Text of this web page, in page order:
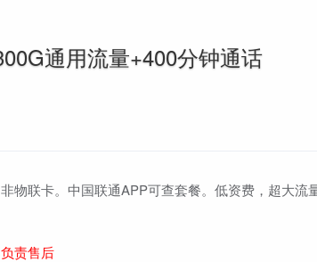
通用流量+400分钟通话
物联卡。中国联通APP可查套餐。低资费，超大流
责售后